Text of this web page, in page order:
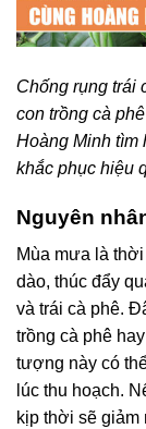
Chống rụng trái
con trồng cà
Hoàng Minh tìm
khắc phục hiệu
Nguyên
Mùa mưa là
dào, thúc đẩy
và trái cà phê.
trồng cà phê
tượng này có
lúc thu hoạch.
kịp thời sẽ giảm